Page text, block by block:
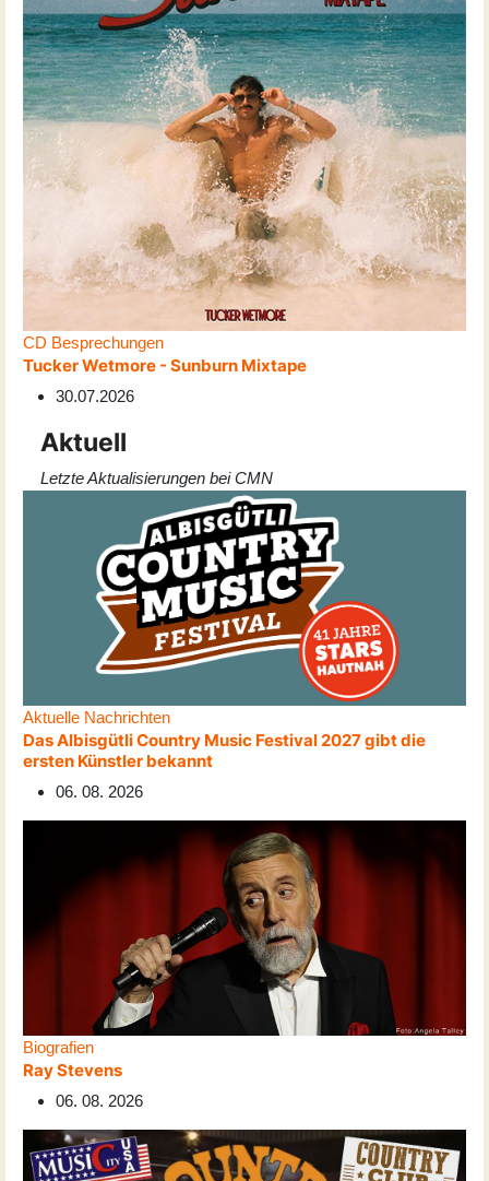
CD Besprechungen
Tucker Wetmore - Sunburn Mixtape
30.07.2026
Aktuell
Letzte Aktualisierungen bei CMN
Aktuelle Nachrichten
Das Albisgütli Country Music Festival 2027 gibt die
ersten Künstler bekannt
06. 08. 2026
Biografien
Ray Stevens
06. 08. 2026